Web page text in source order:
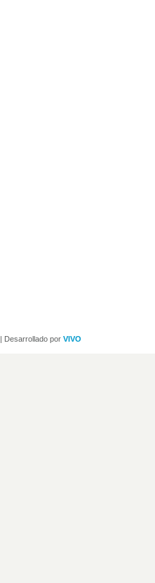
| Desarrollado por VIVO